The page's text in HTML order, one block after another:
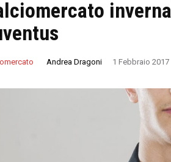
Andrea Dragoni 1 Febbraio 2017